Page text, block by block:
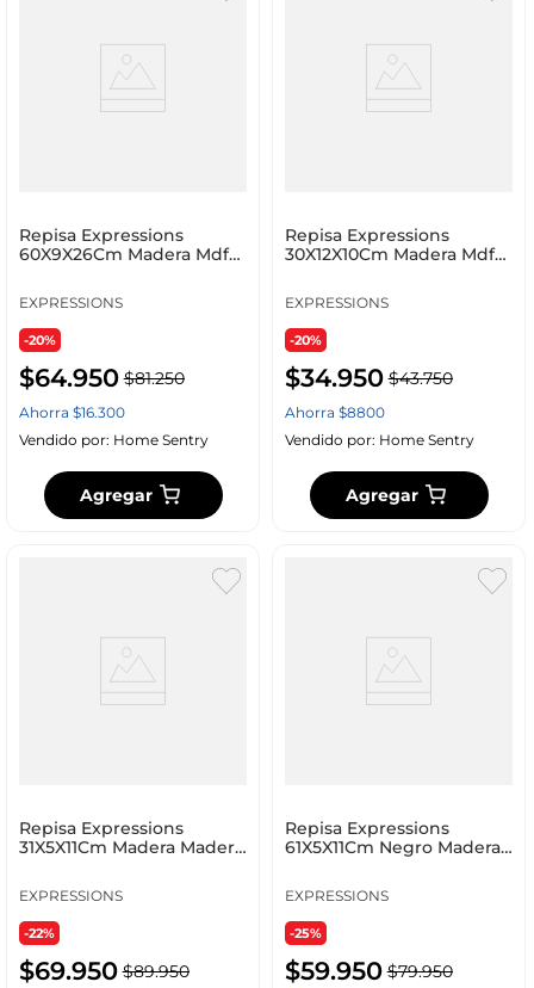
Repisa Expressions
60X9X26Cm Madera Mdf
EXPRESSIONS
-20%
$64.950 $81.250
Ahorra $16.300
Vendido por: Home Sentry
Agregar
Repisa Expressions
30X12X10Cm Madera Mdf
EXPRESSIONS
-20%
$34.950 $43.750
Ahorra $8800
Vendido por: Home Sentry
Agregar
Repisa Expressions
31X5X11Cm Madera Madera
EXPRESSIONS
-22%
$69.950 $89.950
Repisa Expressions
61X5X11Cm Negro Madera
EXPRESSIONS
-25%
$59.950 $79.950